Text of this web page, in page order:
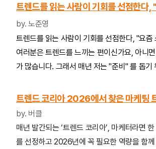
트렌드를 읽는 사람이 기회를 선점한
by. 노준영
트렌드를 읽는 사람이 기회를 선점한다, "요
여러분은 트렌드를 느끼는 편이신가요, 아니
가 많습니다. 그래서 매년 저는 "준비" 를 돕
트렌드 코리아 2026에서 찾은 마케팅
by. 버클
매년 발간되는 ‘트렌드 코리아’, 마케터라면
를 선정하고 2026년에 꼭 필요한 역량을 함